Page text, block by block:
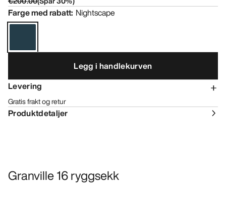
Farge med rabatt: Nightscape
Legg i handlekurven
Levering
Gratis frakt og retur
Produktdetaljer
Granville 16 ryggsekk